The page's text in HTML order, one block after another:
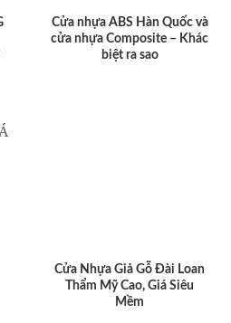
Cửa nhựa ABS Hàn Quốc và
cửa nhựa Composite – Khác
biệt ra sao
Cửa Nhựa Giả Gỗ Đài Loan
Thẩm Mỹ Cao, Giá Siêu
Mềm